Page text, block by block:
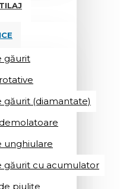
găurit
găurit (diamantate)
unghiulare
găurit cu acumulator
piuliţe